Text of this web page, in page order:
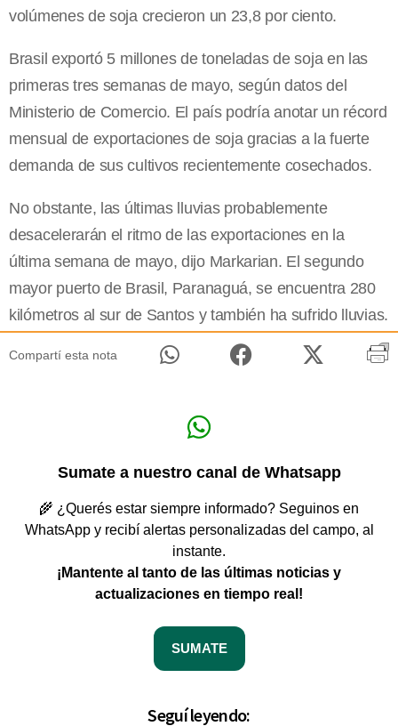
volúmenes de soja crecieron un 23,8 por ciento.
Brasil exportó 5 millones de toneladas de soja en las
primeras tres semanas de mayo, según datos del
Ministerio de Comercio. El país podría anotar un récord
mensual de exportaciones de soja gracias a la fuerte
demanda de sus cultivos recientemente cosechados.
No obstante, las últimas lluvias probablemente
desacelerarán el ritmo de las exportaciones en la
última semana de mayo, dijo Markarian. El segundo
mayor puerto de Brasil, Paranaguá, se encuentra 280
kilómetros al sur de Santos y también ha sufrido lluvias.
Compartí esta nota
Sumate a nuestro canal de Whatsapp
🌾 ¿Querés estar siempre informado? Seguinos en
WhatsApp y recibí alertas personalizadas del campo, al
instante.
¡Mantente al tanto de las últimas noticias y
actualizaciones en tiempo real!
SUMATE
Seguí leyendo: